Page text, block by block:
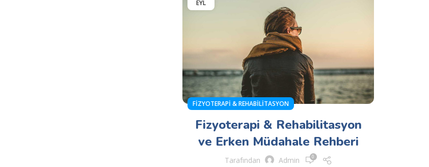
EYL
FIZYOTERAPI & REHABILITASYON
Fizyoterapi & Rehabilitasyon
ve Erken Müdahale Rehberi
Tarafından Admin 0